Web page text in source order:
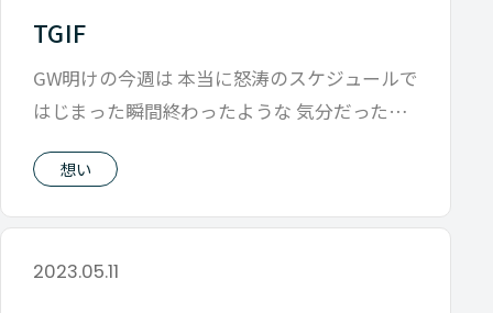
TGIF
GW明けの今週は 本当に怒涛のスケジュールで
はじまった瞬間終わったような 気分だったの
想い
2023.05.11